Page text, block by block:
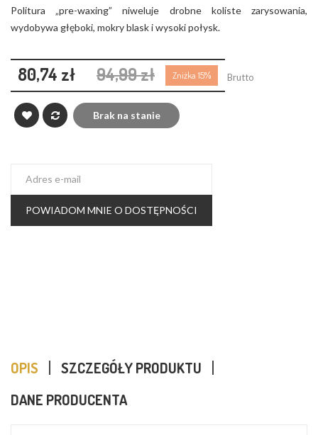
Politura „pre-waxing” niweluje drobne koliste zarysowania,
wydobywa głęboki, mokry blask i wysoki połysk.
80,74 zł 94,99 zł Zniżka 15% Brutto
Brak na stanie
POWIADOM MNIE O DOSTĘPNOŚCI
OPIS
SZCZEGÓŁY PRODUKTU
DANE PRODUCENTA